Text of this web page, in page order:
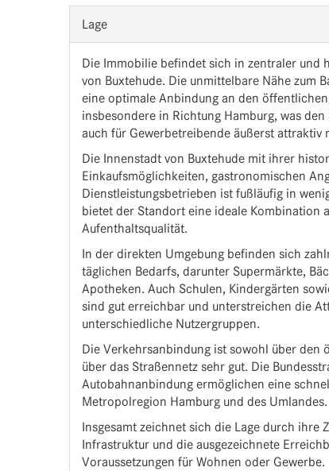
Lage
Die Immobilie befindet sich in zentraler und
von Buxtehude. Die unmittelbare Nähe zum
eine optimale Anbindung an den
insbesondere in Richtung Hamburg, was
auch für Gewerbetreibende äußerst attraktiv
Die Innenstadt von Buxtehude mit ihrer
Einkaufsmöglichkeiten, gastronomischen
Dienstleistungsbetrieben ist fußläufig in
bietet der Standort eine ideale Kombination
Aufenthaltsqualität.
In der direkten Umgebung befinden sich
täglichen Bedarfs, darunter Supermärkte,
Apotheken. Auch Schulen, Kindergärten
sind gut erreichbar und unterstreichen die
unterschiedliche Nutzergruppen.
Die Verkehrsanbindung ist sowohl über den
über das Straßennetz sehr gut. Die
Autobahnanbindung ermöglichen eine
Metropolregion Hamburg und des Umlandes.
Insgesamt zeichnet sich die Lage durch ihre
Infrastruktur und die ausgezeichnete
Voraussetzungen für Wohnen oder Gewerbe.